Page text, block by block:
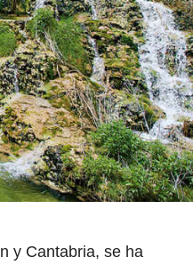
y Cantabria, se ha